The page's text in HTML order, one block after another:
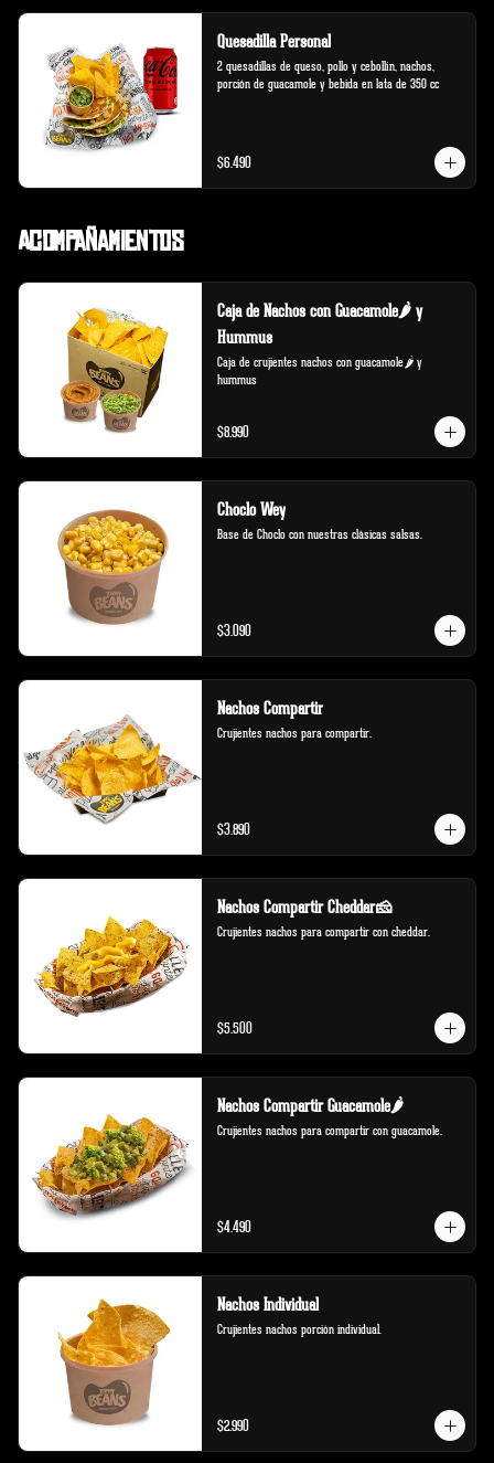
Quesadilla Personal
2 quesadillas de queso, pollo y cebollín, nachos,
porción de guacamole y bebida en lata de 350 cc
$6.490
Acompañamientos
Caja de Nachos con Guacamole🌶️ y
Hummus
Caja de crujientes nachos con guacamole🌶️ y
hummus
$8.990
Choclo Wey
Base de Choclo con nuestras clásicas salsas.
$3.090
Nachos Compartir
Crujientes nachos para compartir.
$3.890
Nachos Compartir Cheddar🧀
Crujientes nachos para compartir con cheddar.
$5.500
Nachos Compartir Guacamole🌶️
Crujientes nachos para compartir con guacamole.
$4.490
Nachos Individual
Crujientes nachos porción individual.
$2.990